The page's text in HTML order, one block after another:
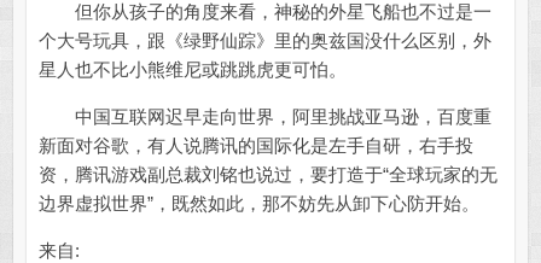
但你从孩子的角度来看，神秘的外星飞船也不过是一
个大号玩具，跟《绿野仙踪》里的奥兹国没什么区别，外
星人也不比小熊维尼或跳跳虎更可怕。
中国互联网迟早走向世界，阿里挑战亚马逊，百度重
新面对谷歌，有人说腾讯的国际化是左手自研，右手投
资，腾讯游戏副总裁刘铭也说过，要打造于“全球玩家的无
边界虚拟世界”，既然如此，那不妨先从卸下心防开始。
来自: